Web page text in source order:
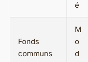
é
Fonds
communs
M
o
d